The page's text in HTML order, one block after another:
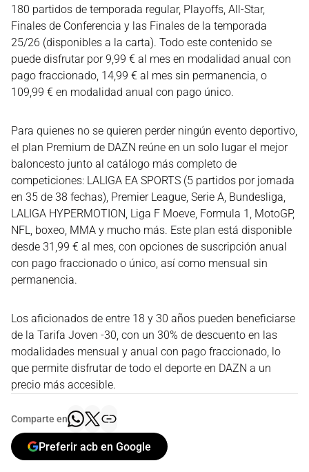
180 partidos de temporada regular, Playoffs, All-Star,
Finales de Conferencia y las Finales de la temporada
25/26 (disponibles a la carta). Todo este contenido se
puede disfrutar por 9,99 € al mes en modalidad anual con
pago fraccionado, 14,99 € al mes sin permanencia, o
109,99 € en modalidad anual con pago único.
Para quienes no se quieren perder ningún evento deportivo,
el plan Premium de DAZN reúne en un solo lugar el mejor
baloncesto junto al catálogo más completo de
competiciones: LALIGA EA SPORTS (5 partidos por jornada
en 35 de 38 fechas), Premier League, Serie A, Bundesliga,
LALIGA HYPERMOTION, Liga F Moeve, Formula 1, MotoGP,
NFL, boxeo, MMA y mucho más. Este plan está disponible
desde 31,99 € al mes, con opciones de suscripción anual
con pago fraccionado o único, así como mensual sin
permanencia.
Los aficionados de entre 18 y 30 años pueden beneficiarse
de la Tarifa Joven -30, con un 30% de descuento en las
modalidades mensual y anual con pago fraccionado, lo
que permite disfrutar de todo el deporte en DAZN a un
precio más accesible.
Comparte en
Preferir acb en Google